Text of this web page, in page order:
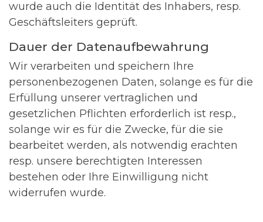
wurde auch die Identität des Inhabers, resp.
Geschäftsleiters geprüft.
Dauer der Datenaufbewahrung
Wir verarbeiten und speichern Ihre
personenbezogenen Daten, solange es für die
Erfüllung unserer vertraglichen und
gesetzlichen Pflichten erforderlich ist resp.,
solange wir es für die Zwecke, für die sie
bearbeitet werden, als notwendig erachten
resp. unsere berechtigten Interessen
bestehen oder Ihre Einwilligung nicht
widerrufen wurde.